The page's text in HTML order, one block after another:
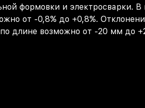
формовки и электросварки.
от -0,8% до +0,8%.
длине возможно от -20 мм до